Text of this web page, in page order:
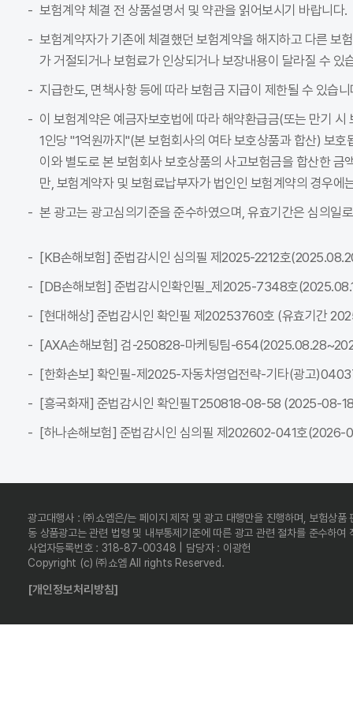
보험계약 체결 전 상품설명서 및 약관을 읽어보시기 바랍니다.
보험계약자가 기존에 체결했던 보험계약을 해지하고 다른 보
가 거절되거나 보험료가 인상되거나 보장내용이 달라질 수 있
지급한도, 면책사항 등에 따라 보험금 지급이 제한될 수 있습니
이 보험계약은 예금자보호법에 따라 해약환급금(또는 만기
1인당 "1억원까지"(본 보험회사의 여타 보호상품과 합산) 보호
이와 별도로 본 보험회사 보호상품의 사고보험금을 합산한 금
만, 보험계약자 및 보험료납부자가 법인인 보험계약의 경우에
본 광고는 광고심의기준을 준수하였으며, 유효기간은 심의일
[KB손해보험] 준법감시인 심의필 제2025-2212호
[DB손해보험] 준법감시인확인필_제2025-7348호
[현대해상] 준법감시인 확인필 제20253760호 (유효기간
[AXA손해보험] 검-250828-마케팅팀-
[한화손보] 확인필-제2025-자동차영업전략-기타(광고
[흥국화재] 준법감시인 확인필T250818-08-58 (2025-08-
[하나손해보험] 준법감시인 심의필 제202602-041호
광고대행사 : ㈜쇼엠은/는 페이지 제작 및 광고 대행만을 진행하며, 보험상품
동 상품광고는 관련 법령 및 내부통제기준에 따른 광고 관련 절차를 준수하여
사업자등록번호 : 318-87-00348 | 담당자 : 이광헌
Copyright (c) ㈜쇼엠 All rights Reserved.
[개인정보처리방침]